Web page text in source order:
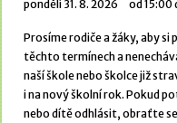
pondělí 31. 8. 2026 od 15:00
Prosíme rodiče a žáky, aby si
těchto termínech a
naší škole nebo školce již
i na nový školní rok. Pokud
nebo dítě odhlásit, obraťte